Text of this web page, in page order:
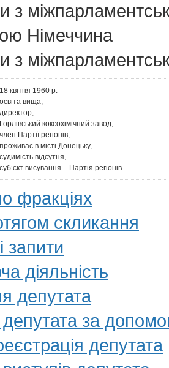
з
Німеччина
з
18 квітня 1960 р.
освіта вища,
директор,
Горлівський коксохімічний завод,
член Партії регіонів,
проживає в місті Донецьку,
судимість відсутня,
суб’єкт висування – Партія регіонів.
фракціях
скликання
запити
діяльність
депутата
депутата за
депутата